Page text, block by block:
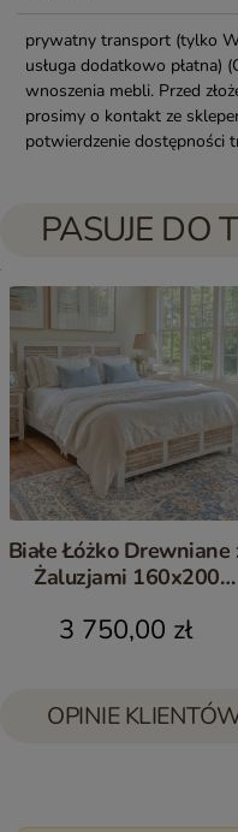
prywatny transport (tylko
usługa dodatkowo płatna)
wnoszenia mebli. Przed
prosimy o kontakt ze
potwierdzenie dostępności
PASUJE DO
Białe Łóżko Drewniane
Żaluzjami 160x200
Hampton
3 750,00 zł
OPINIE